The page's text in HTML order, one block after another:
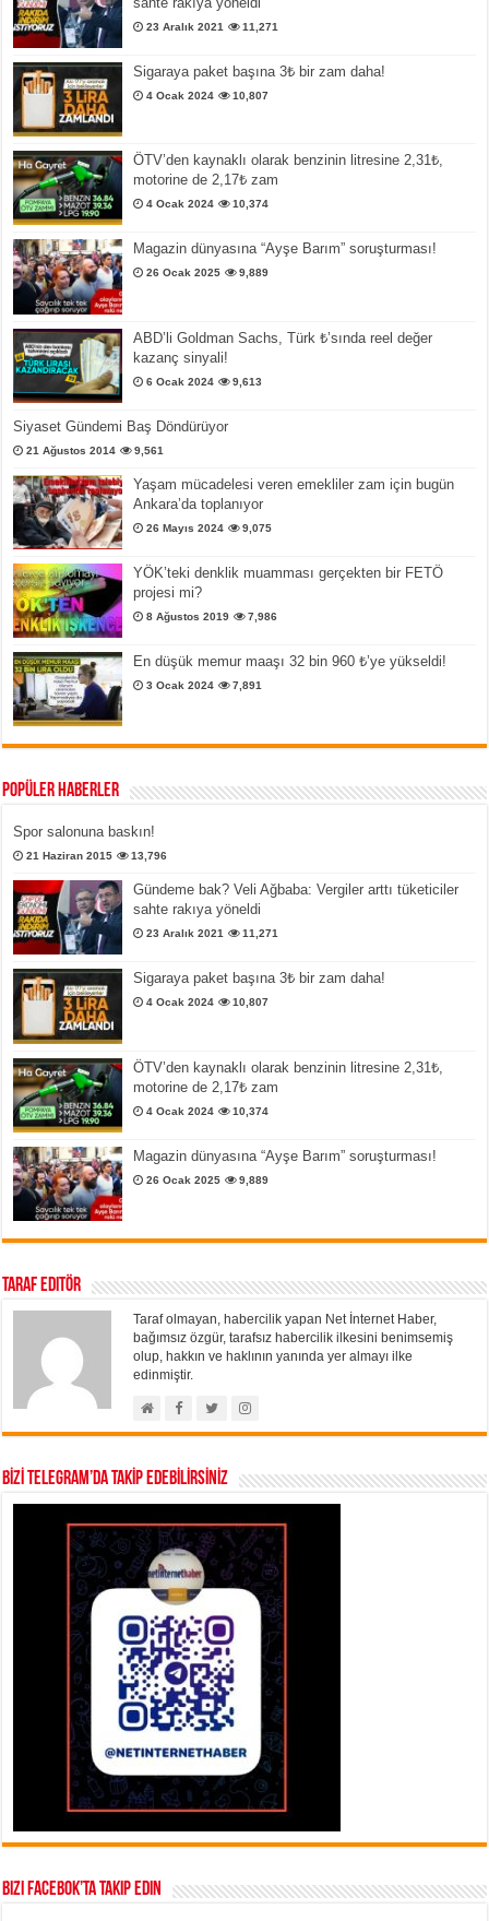
23 Aralık 2021 11,271
Sigaraya paket başına 3₺ bir zam daha!
4 Ocak 2024 10,807
ÖTV’den kaynaklı olarak benzinin litresine 2,31₺,
motorine de 2,17₺ zam
4 Ocak 2024 10,374
Magazin dünyasına “Ayşe Barım” soruşturması!
26 Ocak 2025 9,889
ABD’li Goldman Sachs, Türk ₺’sında reel değer
kazanç sinyali!
6 Ocak 2024 9,613
Siyaset Gündemi Baş Döndürüyor
21 Ağustos 2014 9,561
Yaşam mücadelesi veren emekliler zam için bugün
Ankara’da toplanıyor
26 Mayıs 2024 9,075
YÖK’teki denklik muamması gerçekten bir FETÖ
projesi mi?
8 Ağustos 2019 7,986
En düşük memur maaşı 32 bin 960 ₺’ye yükseldi!
3 Ocak 2024 7,891
Popüler Haberler
Spor salonuna baskın!
21 Haziran 2015 13,796
Gündeme bak? Veli Ağbaba: Vergiler arttı tüketiciler
sahte rakıya yöneldi
23 Aralık 2021 11,271
Sigaraya paket başına 3₺ bir zam daha!
4 Ocak 2024 10,807
ÖTV’den kaynaklı olarak benzinin litresine 2,31₺,
motorine de 2,17₺ zam
4 Ocak 2024 10,374
Magazin dünyasına “Ayşe Barım” soruşturması!
26 Ocak 2025 9,889
Taraf Editör
Taraf olmayan, habercilik yapan Net İnternet Haber,
bağımsız özgür, tarafsız habercilik ilkesini benimsemiş
olup, hakkın ve haklının yanında yer almayı ilke
edinmiştir.
BİZİ TELEGRAM’DA TAKİP EDEBİLİRSİNİZ
Bizi Facebok’ta takip edin